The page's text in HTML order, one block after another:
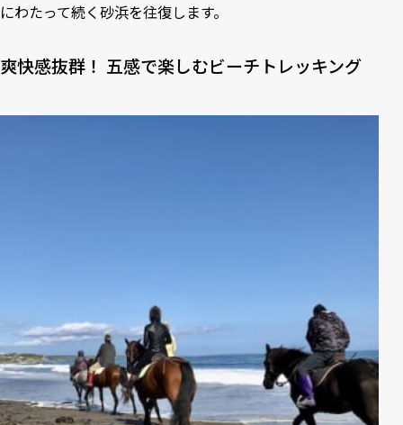
にわたって続く砂浜を往復します。
爽快感抜群！ 五感で楽しむビーチトレッキング